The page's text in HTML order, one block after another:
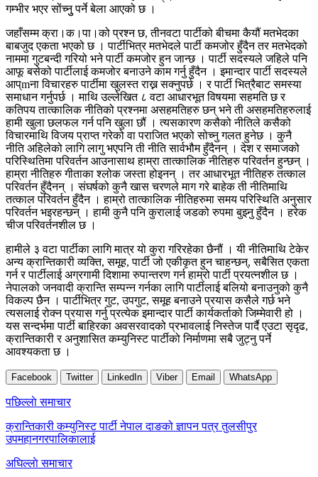
गम्भीर भएर सोंच्नुु पर्ने बेला आएको छ ।
जहाँसम्म क्रा।क।पा।को प्रश्न छ, तीनवटा पार्टीको बीचमा कैयौं मतभेदका
बाबजुद एकता भएको छ । पार्टीभित्र मतभेदले पार्टी कमजोर हुँदैन तर मतभेदको
नाममा गुटबन्दी गरियो भने पार्टी कमजोर हुन जान्छ । पार्टी सदस्यले जहिले पनि
आफू बसेको पार्टीलाई कमजोर बनाउने काम गर्नु हुँदैन । इमान्दार पार्टी सदस्यले
आप्mना विचारहरु पार्टीमा खुलस्त राख्न सक्नुपर्छ । र पार्टी भित्रैबाट समस्या
समाधान गर्नुपर्छ । माथि उल्लेखित ८ वटा आधारभूत विषयमा सहमति छ र
कतिपय तात्कालिक नीतिको प्रश्नमा असहमतिहरु छन् भने ती असहमतिहरुलाई
हामी खुला छलफल गर्न पनि खुला छौं । त्यसकारण कसैको नीतिले कसैको
विचारमाथि विजय प्राप्त गरेको वा पराजित भएको सोच्नु गलत हुनेछ । कुनै
नीति अहिलेको लागि लागु भएपनि ती नीति सार्वभौम हुँदैनन् । देश र समाजको
परिस्थितिमा परिवर्तन आउनासाथ हाम्रा तात्कालिक नीतिहरु परिवर्तन हुन्छन् ।
हाम्रा नीतिहरु गीताका श्लोक जस्ता होइनन् । तर आधारभूत नीतिहरु तत्काल
परिवर्तन हुँदैनन् । संघर्षको कुनै खास चरणले माग गरे बाहेक ती नीतिमाथि
तत्काल परिवर्तन हुँदैन । हाम्रो तात्कालिक नीतिहरुमा समय परिस्थिति अनुसार
परिवर्तन भइरहन्छन् । हामी कुनै पनि कुरालाई जडको रुपमा बुझ्नु हुँदैन । हरेक
चीज परिवर्तनशील छ ।
हामीले ३ वटा पार्टीका लागि मात्र यो कुरा गरिरहेका छैनौं । यी नीतिमाथि टेकेर
अन्य क्रान्तिकारी व्यक्ति, समूह, पार्टी जो एकीकृत हुन चाहन्छन्, सबैसित एकता
गर्न र पार्टीलाई अग्रगामी दिशामा रुपान्तरण गर्न हाम्रो पार्टी प्रयत्नशील छ ।
नेपालको जनवादी क्रान्ति सम्पन्न गर्नका लागि पार्टीलाई बलियो बनाउनुको कुनै
विकल्प छैन । पार्टीभित्र गुट, उपगुट, समूह बनाउने प्रयास कसैले गर्छ भने
त्यसलाई रोक्न प्रयास गर्नु प्रत्येक इमान्दार पार्टी कार्यकर्ताको जिम्मेवारी हो ।
यस सन्दर्भमा पार्टी बाहिरका अवसरवादको प्रभावलाई निस्तेज पार्दै एउटा सृदृढ,
क्रान्तिकारी र अनुशासित कम्युनिस्ट पार्टीको निर्माणमा सबै जुट्नु पर्ने
आवश्यकता छ ।
Facebook Twitter LinkedIn Viber Email WhatsApp
Post
navigation
पछिल्लाे समाचार
क्रान्तिकारी कम्युनिस्ट पार्टी नेपाल दाङको ज्ञापन पत्र तुलसीपुर
उपमहानगरपालिकालाई
अघिल्लाे समाचार